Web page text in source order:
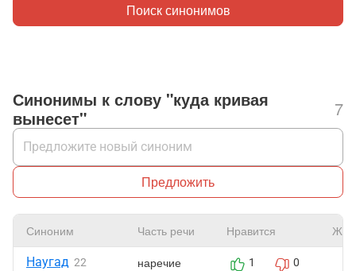
Поиск синонимов
Синонимы к слову "куда кривая
вынесет"
7
Предложить
Синоним Часть речи Нравится
Наугад 22 наречие 1 0